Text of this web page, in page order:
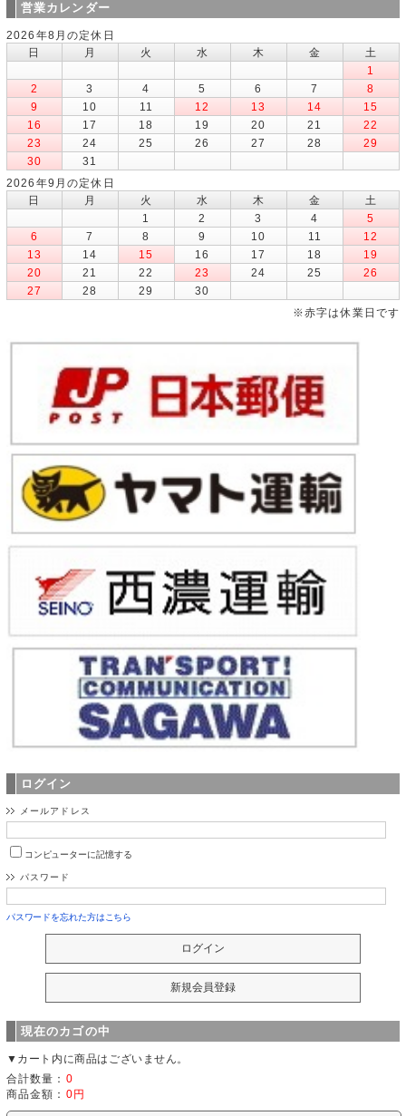
営業カレンダー
2026年8月の定休日
日
月 火 水 木 金
土
1
2
3 4 5 6 7
8
9
10 11 12 13 14
15
16
17 18 19 20 21
22
23
24 25 26 27 28
29
30
31
2026年9月の定休日
日
月 火 水 木 金
土
1
2 3 4
5
6
7 8 9 10 11
12
13
14 15 16 17 18
19
20
21 22 23 24 25
26
27
28 29
30
※赤字は休業日です
ログイン
メールアドレス
コンピューターに記憶する
パスワード
パスワードを忘れた方はこちら
現在のカゴの中
▼カート内に商品はございません。
合計数量： 0
商品金額： 0円